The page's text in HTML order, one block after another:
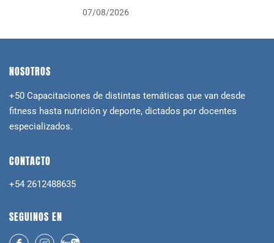
07/08/2026
NOSOTROS
+50 Capacitaciones de distintas temáticas que van desde
fitness hasta nutrición y deporte, dictados por docentes
especializados.
CONTACTO
+54 2612488635
SEGUINOS EN